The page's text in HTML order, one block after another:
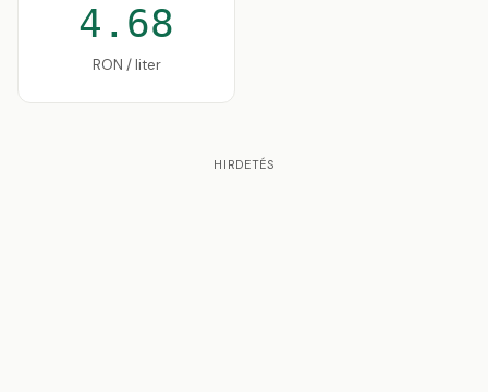
4.68
RON / liter
HIRDETÉS